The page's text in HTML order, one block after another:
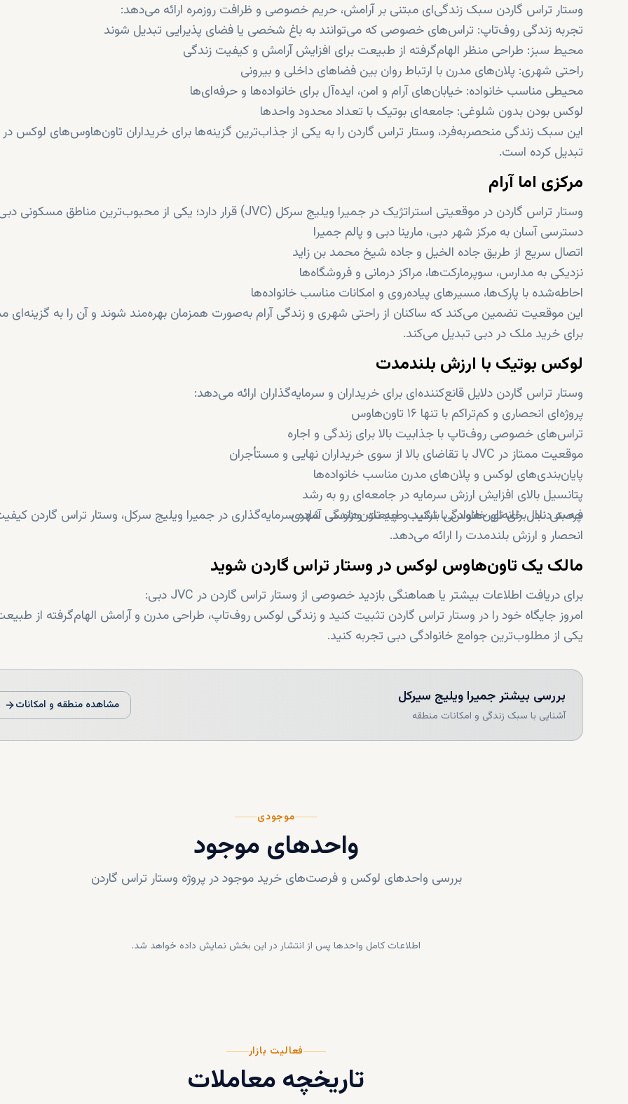
وستار تراس گاردن سبک زندگی‌ای مبتنی بر آرامش، حریم خصوصی و ظرافت روزمره ارائه می‌دهد:
تجربه زندگی روف‌تاپ: تراس‌های خصوصی که می‌توانند به باغ شخصی یا فضای پذیرایی تبدیل شوند
محیط سبز: طراحی منظر الهام‌گرفته از طبیعت برای افزایش آرامش و کیفیت زندگی
راحتی شهری: پلان‌های مدرن با ارتباط روان بین فضاهای داخلی و بیرونی
محیطی مناسب خانواده: خیابان‌های آرام و امن، ایده‌آل برای خانواده‌ها و حرفه‌ای‌ها
لوکس بودن بدون شلوغی: جامعه‌ای بوتیک با تعداد محدود واحدها
این سبک زندگی منحصربه‌فرد، وستار تراس گاردن را به یکی از جذاب‌ترین گزینه‌ها برای خریداران تاون‌هاوس‌های لوکس
تبدیل کرده است.
مرکزی اما آرام
وستار تراس گاردن در موقعیتی استراتژیک در جمیرا ویلیج سرکل (JVC) قرار دارد؛ یکی از محبوب‌ترین مناطق مسکونی دبی:
دسترسی آسان به مرکز شهر دبی، مارینا دبی و پالم جمیرا
اتصال سریع از طریق جاده الخیل و جاده شیخ محمد بن زاید
نزدیکی به مدارس، سوپرمارکت‌ها، مراکز درمانی و فروشگاه‌ها
احاطه‌شده با پارک‌ها، مسیرهای پیاده‌روی و امکانات مناسب خانواده‌ها
این موقعیت تضمین می‌کند که ساکنان از راحتی شهری و زندگی آرام به‌صورت همزمان بهره‌مند شوند و آن را به گزینه‌ای
برای خرید ملک در دبی تبدیل می‌کند.
لوکس بوتیک با ارزش بلندمدت
وستار تراس گاردن دلایل قانع‌کننده‌ای برای خریداران و سرمایه‌گذاران ارائه می‌دهد:
پروژه‌ای انحصاری و کم‌تراکم با تنها ۱۶ تاون‌هاوس
تراس‌های خصوصی روف‌تاپ با جذابیت بالا برای زندگی و اجاره
موقعیت ممتاز در JVC با تقاضای بالا از سوی خریداران نهایی و مستأجران
پایان‌بندی‌های لوکس و پلان‌های مدرن مناسب خانواده‌ها
پتانسیل بالای افزایش ارزش سرمایه در جامعه‌ای رو به رشد
فرصتی نادر برای تاون‌هاوس با ترکیب طبیعت و زندگی شهری
چه به دنبال خانه‌ای خانوادگی باشید و چه تاون‌هاوسی آماده سرمایه‌گذاری در جمیرا ویلیج سرکل، وستار تراس گاردن
انحصار و ارزش بلندمدت را ارائه می‌دهد.
مالک یک تاون‌هاوس لوکس در وستار تراس گاردن شوید
برای دریافت اطلاعات بیشتر یا هماهنگی بازدید خصوصی از وستار تراس گاردن در JVC دبی:
امروز جایگاه خود را در وستار تراس گاردن تثبیت کنید و زندگی لوکس روف‌تاپ، طراحی مدرن و آرامش الهام‌گرفته از
یکی از مطلوب‌ترین جوامع خانوادگی دبی تجربه کنید.
بررسی بیشترجمیرا ویلیج سيرکل
آشنایی با سبک زندگی و امکانات منطقه
مشاهده منطقه و امکانات
موجودی
واحدهای موجود
بررسی واحدهای لوکس و فرصت‌های خرید موجود در پروژه وستار تراس گاردن
اطلاعات کامل واحدها پس از انتشار در این بخش نمایش داده خواهد شد.
فعالیت بازار
تاریخچه معاملات